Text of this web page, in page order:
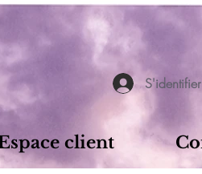
S'identifier
client